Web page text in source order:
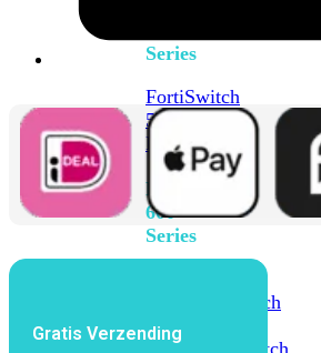
Series
FortiSwitch
548D-
FPOE
FortiSwitch
600
Series
FortiSwitch
624F-
FPOE
FortiSwitch
Gratis Verzending